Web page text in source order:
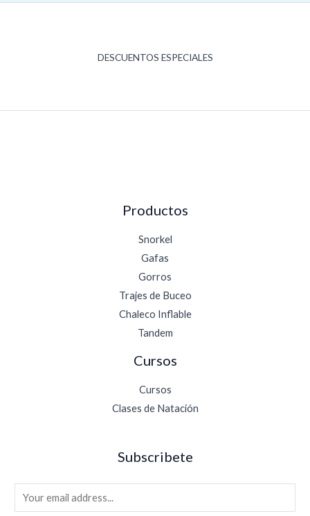
DESCUENTOS ESPECIALES
Productos
Snorkel
Gafas
Gorros
Trajes de Buceo
Chaleco Inflable
Tandem
Cursos
Cursos
Clases de Natación
Subscribete
m